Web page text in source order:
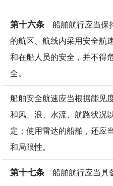
第十六条 船舶航行应当保
的航区、航线内采用安全航
和在船人员的安全，并不得
全。
船舶安全航速应当根据能见
和风、浪、水流、航路状况
定；使用雷达的船舶，还应
和局限性。
第十七条 船舶航行应当具